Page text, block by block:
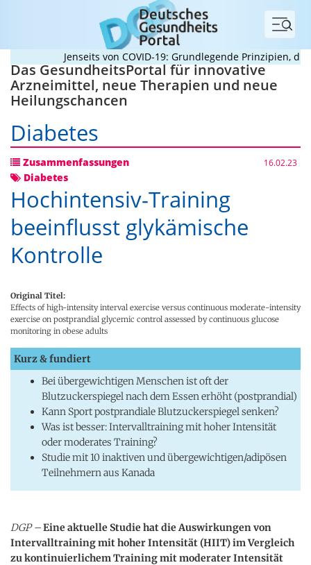
Menü
Jenseits von COVID-19: Grundlegende Prinzipien, die
Das GesundheitsPortal für innovative
Arzneimittel, neue Therapien und neue
Heilungschancen
Diabetes
Zusammenfassungen 16.02.23
Diabetes
Hochintensiv-Training
beeinflusst glykämische
Kontrolle
Original Titel:
Effects of high-intensity interval exercise versus continuous moderate-intensity
exercise on postprandial glycemic control assessed by continuous glucose
monitoring in obese adults
Kurz & fundiert
Bei übergewichtigen Menschen ist oft der
Blutzuckerspiegel nach dem Essen erhöht (postprandial)
Kann Sport postprandiale Blutzuckerspiegel senken?
Was ist besser: Intervalltraining mit hoher Intensität
oder moderates Training?
Studie mit 10 inaktiven und übergewichtigen/adipösen
Teilnehmern aus Kanada
DGP –Eine aktuelle Studie hat die Auswirkungen von
Intervalltraining mit hoher Intensität (HIIT) im Vergleich
zu kontinuierlichem Training mit moderater Intensität